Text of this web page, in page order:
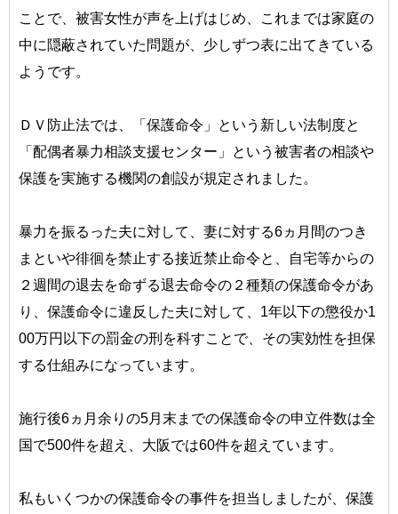
ことで、被害女性が声を上げはじめ、これまでは家庭の
中に隠蔽されていた問題が、少しずつ表に出てきている
ようです。
ＤＶ防止法では、「保護命令」という新しい法制度と
「配偶者暴力相談支援センター」という被害者の相談や
保護を実施する機関の創設が規定されました。
暴力を振るった夫に対して、妻に対する6ヵ月間のつき
まといや徘徊を禁止する接近禁止命令と、自宅等からの
２週間の退去を命ずる退去命令の２種類の保護命令があ
り、保護命令に違反した夫に対して、1年以下の懲役か1
00万円以下の罰金の刑を科すことで、その実効性を担保
する仕組みになっています。
施行後6ヵ月余りの5月末までの保護命令の申立件数は全
国で500件を超え、大阪では60件を超えています。
私もいくつかの保護命令の事件を担当しましたが、保護